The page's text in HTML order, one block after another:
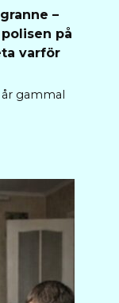
–
på
varför
gammal